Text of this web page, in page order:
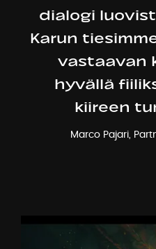
dialogi
Karun
vastaavan
hyvällä
kiireen
Marco Pajari,